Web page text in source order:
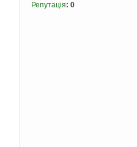
Репутація: 0